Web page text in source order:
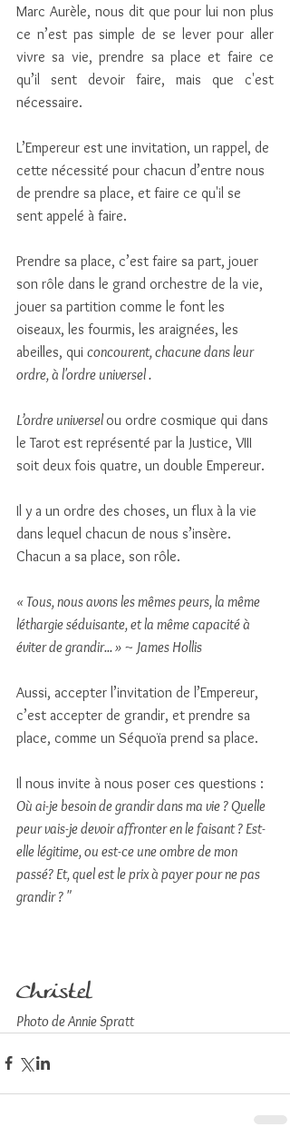
Marc Aurèle, nous dit que pour lui non plus
ce n’est pas simple de se lever pour aller
vivre sa vie, prendre sa place et faire ce
qu’il sent devoir faire, mais que c'est
nécessaire.
L’Empereur est une invitation, un rappel, de
cette nécessité pour chacun d’entre nous
de prendre sa place, et faire ce qu'il se
sent appelé à faire.
Prendre sa place, c’est faire sa part, jouer
son rôle dans le grand orchestre de la vie,
jouer sa partition comme le font les
oiseaux, les fourmis, les araignées, les
abeilles, qui concourent, chacune dans leur
ordre, à l'ordre universel .
L’ordre universel ou ordre cosmique qui dans
le Tarot est représenté par la Justice, VIII
soit deux fois quatre, un double Empereur.
Il y a un ordre des choses, un flux à la vie
dans lequel chacun de nous s’insère.
Chacun a sa place, son rôle.
« Tous, nous avons les mêmes peurs, la même
léthargie séduisante, et la même capacité à
éviter de grandir... » ~ James Hollis
Aussi, accepter l’invitation de l’Empereur,
c’est accepter de grandir, et prendre sa
place, comme un Séquoïa prend sa place.
Il nous invite à nous poser ces questions :
Où ai-je besoin de grandir dans ma vie ? Quelle
peur vais-je devoir affronter en le faisant ? Est-
elle légitime, ou est-ce une ombre de mon
passé? Et, quel est le prix à payer pour ne pas
grandir ? "
Christel
Photo de Annie Spratt